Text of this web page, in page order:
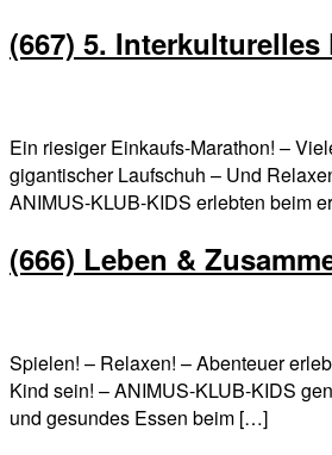
(667) 5.
Ein riesiger Einkaufs-Marathon! –
gigantischer Laufschuh – Und
ANIMUS-KLUB-KIDS erlebten beim
(666) Leben &
Spielen! – Relaxen! – Abenteuer
Kind sein! – ANIMUS-KLUB-KIDS
und gesundes Essen beim […]